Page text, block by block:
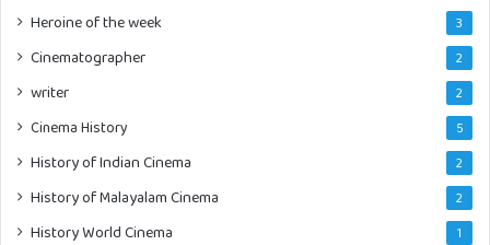
Heroine of the week 3
Cinematographer 2
writer 2
Cinema History 5
History of Indian Cinema 2
History of Malayalam Cinema 2
History World Cinema 1